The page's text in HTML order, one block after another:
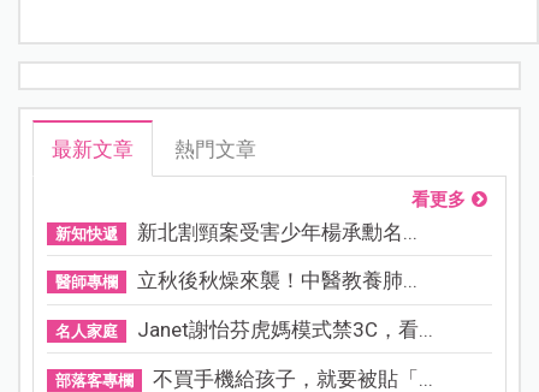
最新文章 熱門文章
看更多
新知快遞 新北割頸案受害少年楊承勳名...
醫師專欄 立秋後秋燥來襲！中醫教養肺...
名人家庭 Janet謝怡芬虎媽模式禁3C，看...
部落客專欄 不買手機給孩子，就要被貼「...